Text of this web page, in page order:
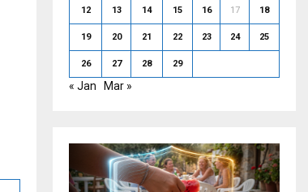
12 13 14 15 16 17 18
19 20 21 22 23 24 25
26 27 28 29
« Jan Mar »